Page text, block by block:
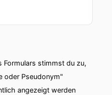
Formulars stimmst du zu,
oder Pseudonym"
angezeigt werden